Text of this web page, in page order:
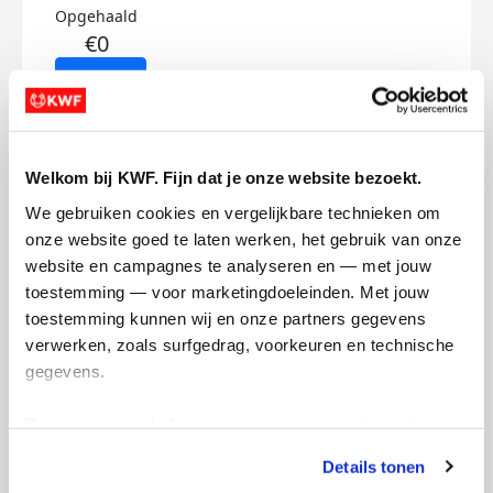
Welkom bij KWF. Fijn dat je onze website bezoekt.
We gebruiken cookies en vergelijkbare technieken om
onze website goed te laten werken, het gebruik van onze
website en campagnes te analyseren en — met jouw
toestemming — voor marketingdoeleinden. Met jouw
toestemming kunnen wij en onze partners gegevens
verwerken, zoals surfgedrag, voorkeuren en technische
gegevens.
tonen. Je kunt je toestemming op elk moment wijzigen of
Details tonen
Opgehaald
€0
Doneer